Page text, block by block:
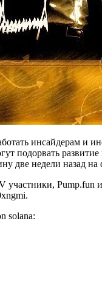
инсайдерам и
подорвать
две недели назад
Pump.fun
solana: